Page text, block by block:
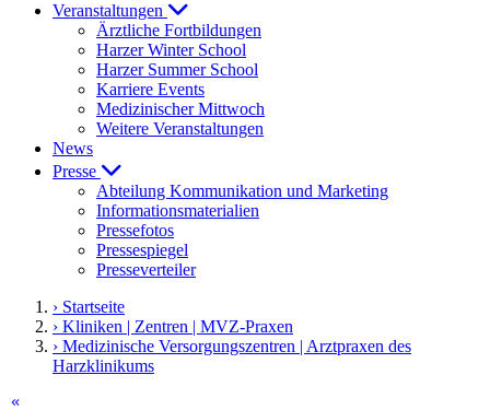
Veranstaltungen
Ärztliche Fortbildungen
Harzer Winter School
Harzer Summer School
Karriere Events
Medizinischer Mittwoch
Weitere Veranstaltungen
News
Presse
Abteilung Kommunikation und Marketing
Informationsmaterialien
Pressefotos
Pressespiegel
Presseverteiler
› Startseite
› Kliniken | Zentren | MVZ-Praxen
› Medizinische Versorgungszentren | Arztpraxen des
Harzklinikums
keyboard_double_arrow_left